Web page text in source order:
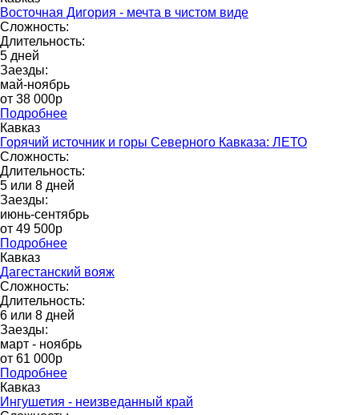
Восточная Дигория - мечта в чистом виде
Сложность:
Длительность:
5 дней
Заезды:
май-ноябрь
от 38 000p
Подробнее
Кавказ
Горячий источник и горы Северного Кавказа: ЛЕТО
Сложность:
Длительность:
5 или 8 дней
Заезды:
июнь-сентябрь
от 49 500p
Подробнее
Кавказ
Дагестанский вояж
Сложность:
Длительность:
6 или 8 дней
Заезды:
март - ноябрь
от 61 000p
Подробнее
Кавказ
Ингушетия - неизведанный край